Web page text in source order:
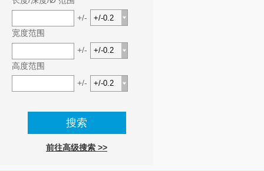
+/-
宽度范围
+/-
高度范围
+/-
前往高级搜索 >>